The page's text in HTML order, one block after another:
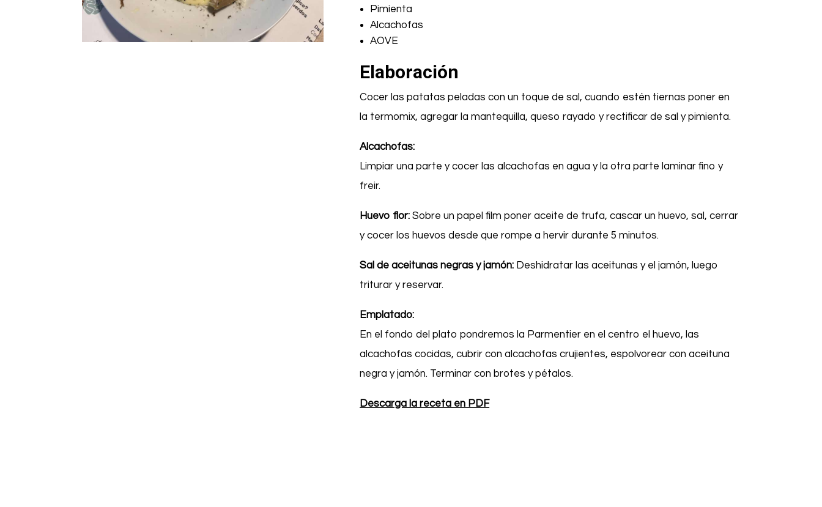
Pimienta
Alcachofas
AOVE
Elaboración
Cocer las patatas peladas con un toque de sal, cuando estén tiernas poner en
la termomix, agregar la mantequilla, queso rayado y rectificar de sal y pimienta.
Alcachofas:
Limpiar una parte y cocer las alcachofas en agua y la otra parte laminar fino y
freir.
Huevo flor:Sobre un papel film poner aceite de trufa, cascar un huevo, sal, cerrar
y cocer los huevos desde que rompe a hervir durante 5 minutos.
Sal de aceitunas negras y jamón: Deshidratar las aceitunas y el jamón, luego
triturar y reservar.
Emplatado:
En el fondo del plato pondremos la Parmentier en el centro el huevo, las
alcachofas cocidas, cubrir con alcachofas crujientes, espolvorear con aceituna
negra y jamón. Terminar con brotes y pétalos.
Descarga la receta en PDF